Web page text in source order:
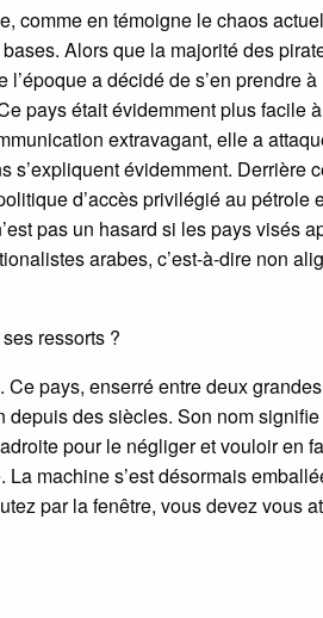
comme en témoigne le chaos
Alors que la majorité des
a décidé de s’en prendre à
pays était évidemment plus facile
extravagant, elle a
s’expliquent évidemment. Derrière
d’accès privilégié au pétrole
pas un hasard si les pays visés
arabes, c’est-à-dire non
ressorts ?
pays, enserré entre deux
des siècles. Son nom signifie
pour le négliger et vouloir en
machine s’est désormais
par la fenêtre, vous devez vous